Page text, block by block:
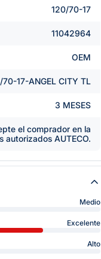
120/70-17
11042964
OEM
70-17-ANGEL CITY TL
3 MESES
el comprador en la
AUTECO.
Medio
Excelente
Alto